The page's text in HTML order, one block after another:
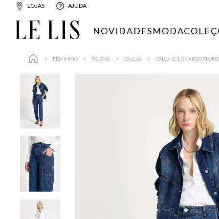
LOJAS AJUDA
NOVIDADESMODA
FEMININO ROUPAS CALÇAS CALÇA LE LIS CARGO